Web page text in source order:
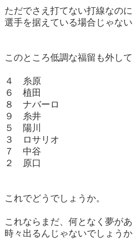
ただでさえ打てない打線なの
選手を据えている場合じゃない
このところ低調な福留も外して
４ 糸原
６ 植田
８ ナバーロ
９ 糸井
５ 陽川
３ ロサリオ
７ 中谷
２ 原口
これでどうでしょうか。
これならまだ、何となく夢が
時々出るんじゃないでしょうか